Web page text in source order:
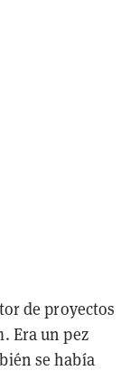
de proyectos
Era un pez
se había